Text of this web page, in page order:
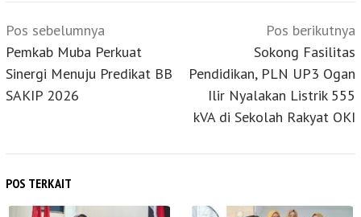
Navigasi
pos
Pos sebelumnya
Pemkab Muba Perkuat
Sinergi Menuju Predikat BB
SAKIP 2026
Pos berikutnya
Sokong Fasilitas
Pendidikan, PLN UP3 Ogan
Ilir Nyalakan Listrik 555
kVA di Sekolah Rakyat OKI
POS TERKAIT